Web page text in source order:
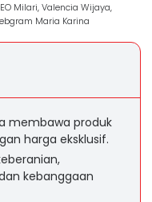
Milari, Valencia Wijaya,
Maria Karina
membawa produk
harga eksklusif.
kebanggaan